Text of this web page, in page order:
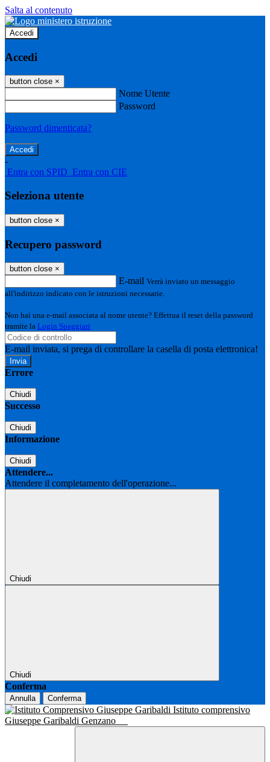
Salta al contenuto
Accedi
Accedi
button close ×
Nome Utente
Password
Password dimenticata?
-
Entra con SPID Entra con CIE
Seleziona utente
button close ×
Recupero password
button close ×
E-mail Verrà inviato un messaggio
all'indirizzo indicato con le istruzioni necessarie.
Non hai una e-mail associata al nome utente? Effettua il reset della password
tramite la Login Spaggiari
E-mail inviata, si prega di controllare la casella di posta elettronica!
Errore
Chiudi
Successo
Chiudi
Informazione
Chiudi
Attendere...
Attendere il completamento dell'operazione...
Chiudi
Chiudi
Conferma
Annulla Conferma
Istituto comprensivo
Giuseppe Garibaldi Genzano